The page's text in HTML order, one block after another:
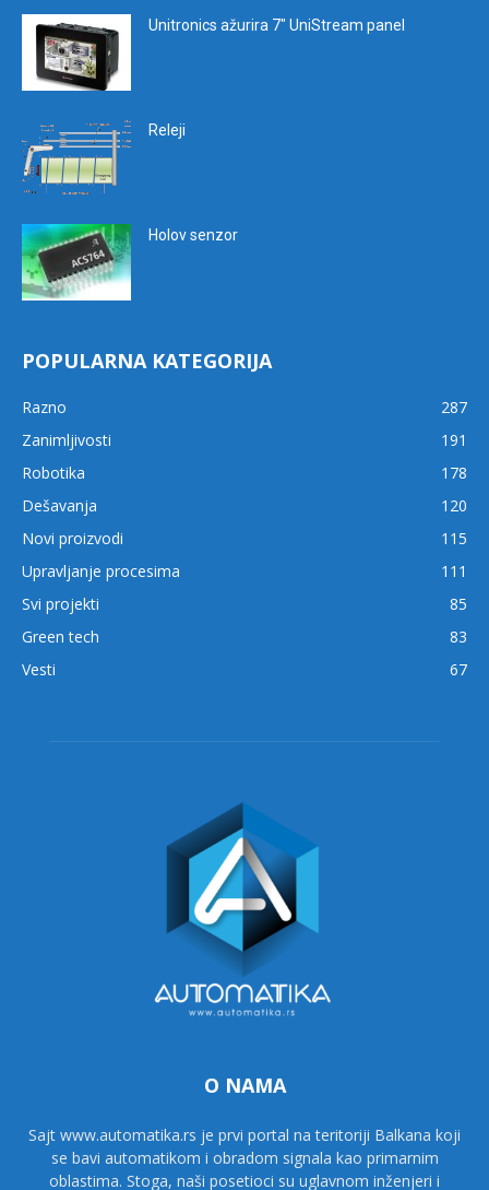
Unitronics ažurira 7″ UniStream panel
Releji
Holov senzor
POPULARNA KATEGORIJA
Razno
287
Zanimljivosti
191
Robotika
178
Dešavanja
120
Novi proizvodi
115
Upravljanje procesima
111
Svi projekti
85
Green tech
83
Vesti
67
O NAMA
Sajt www.automatika.rs je prvi portal na teritoriji Balkana koji
se bavi automatikom i obradom signala kao primarnim
oblastima. Stoga, naši posetioci su uglavnom inženjeri i